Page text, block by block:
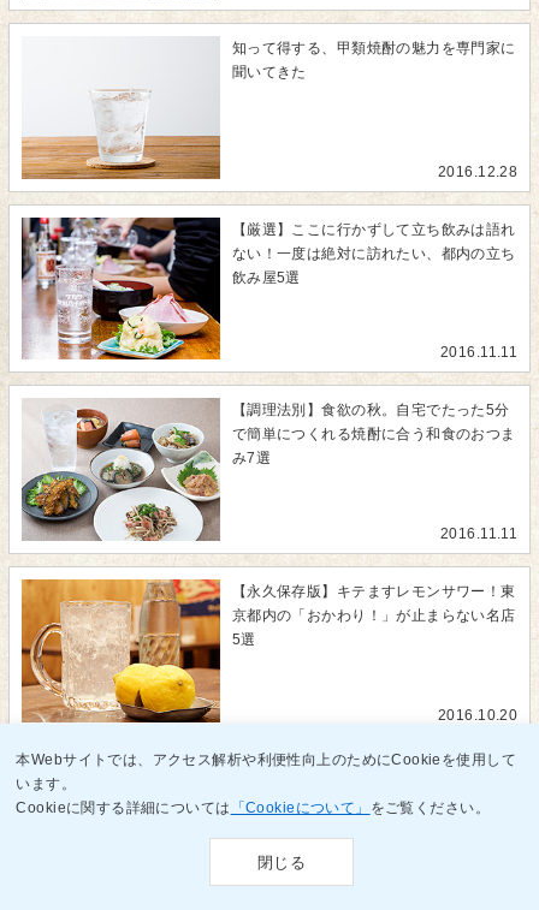
知って得する、甲類焼酎の魅力を専門家に
聞いてきた
2016.12.28
【厳選】ここに行かずして立ち飲みは語れ
ない！一度は絶対に訪れたい、都内の立ち
飲み屋5選
2016.11.11
【調理法別】食欲の秋。自宅でたった5分
で簡単につくれる焼酎に合う和食のおつま
み7選
2016.11.11
【永久保存版】キテますレモンサワー！東
京都内の「おかわり！」が止まらない名店
5選
2016.10.20
ロに聞いた、自宅でできる美味しい焼酎の
本Webサイトでは、アクセス解析や利便性向上のためにCookieを使用して
います。
Cookieに関する詳細については
「Cookieについて」 をご覧ください。
閉じる